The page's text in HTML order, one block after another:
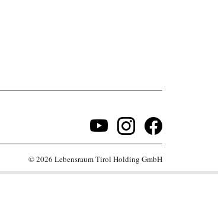
© 2026 Lebensraum Tirol Holding GmbH